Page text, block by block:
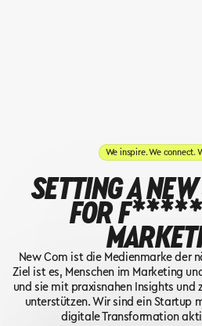
We inspire. We connect.
SETTING A
FOR
New Com ist die Medienmarke der
Ziel ist es, Menschen im Marketing
und sie mit praxisnahen Insights und
unterstützen. Wir sind ein Startup
digitale Transformation